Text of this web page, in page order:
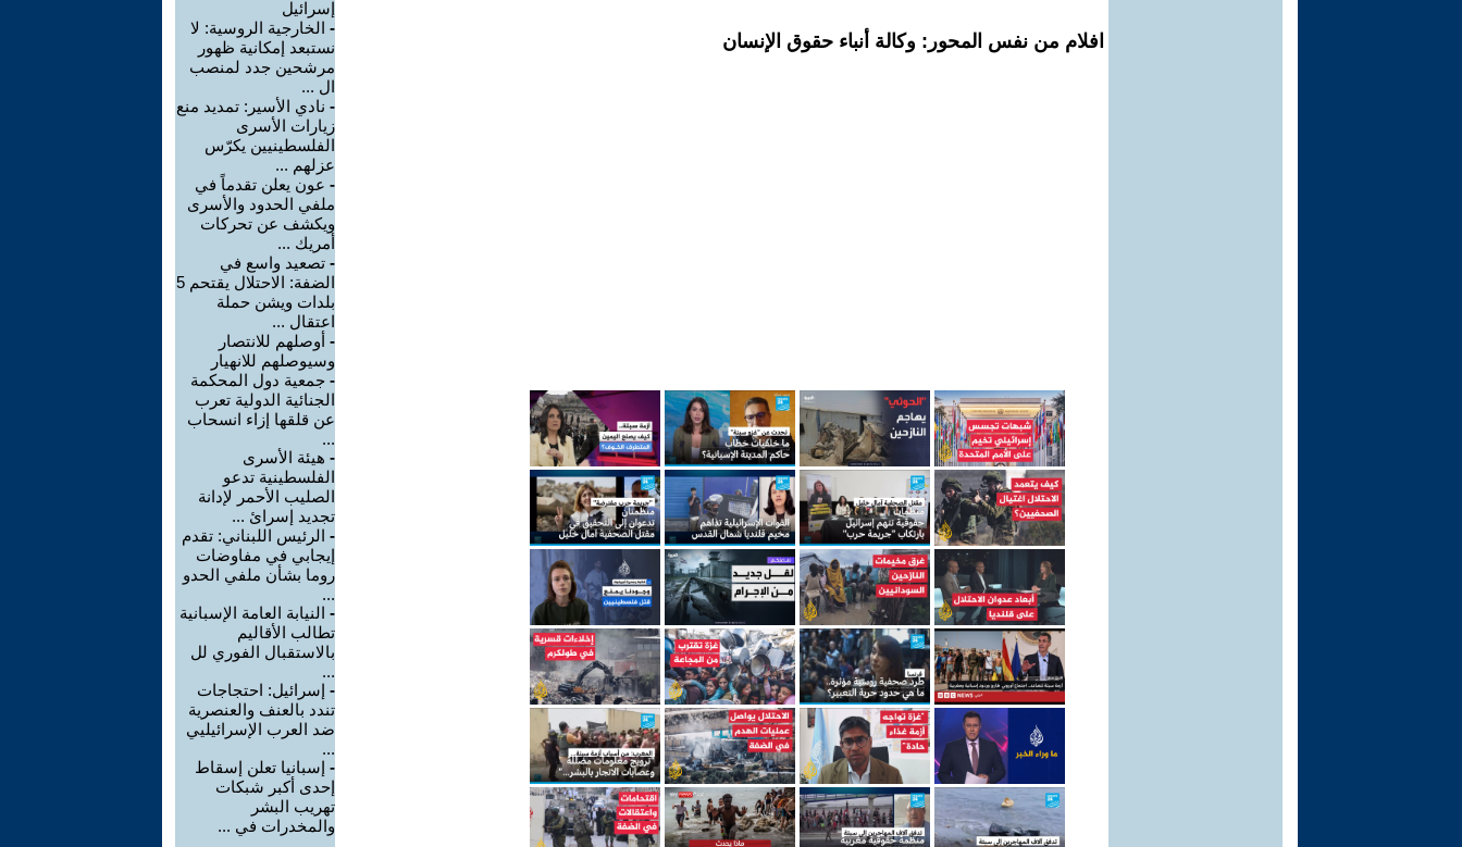
افلام من نفس المحور: وكالة أنباء حقوق الإنسان
إسرائيل
- الخارجية الروسية: لا
نستبعد إمكانية ظهور
مرشحين جدد لمنصب
ال ...
- نادي الأسير: تمديد منع
زيارات الأسرى
الفلسطينيين يكرّس
عزلهم ...
- عون يعلن تقدماً في
ملفي الحدود والأسرى
ويكشف عن تحركات
أمريك ...
- تصعيد واسع في
الضفة: الاحتلال يقتحم 5
بلدات ويشن حملة
اعتقال ...
- أوصلهم للانتصار
وسيوصلهم للانهيار
- جمعية دول المحكمة
الجنائية الدولية تعرب
عن قلقها إزاء انسحاب
...
- هيئة الأسرى
الفلسطينية تدعو
الصليب الأحمر لإدانة
تجديد إسرائ ...
- الرئيس اللبناني: تقدم
إيجابي في مفاوضات
روما بشأن ملفي الحدو
...
- النيابة العامة الإسبانية
تطالب الأقاليم
بالاستقبال الفوري لل
...
- إسرائيل: احتجاجات
تندد بالعنف والعنصرية
ضد العرب الإسرائيليي
...
- إسبانيا تعلن إسقاط
إحدى أكبر شبكات
تهريب البشر
والمخدرات في ...